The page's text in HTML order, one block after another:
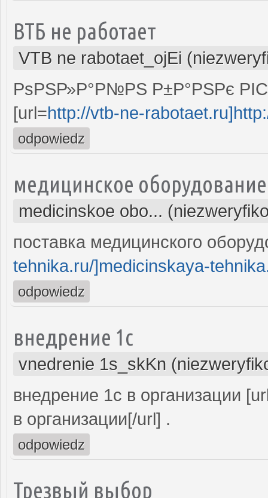
ВТБ не работает
VTB ne rabotaet_ojEi
РѕРЅР»Р°Р№РЅ Р±Р°РЅРє
[url=http://vtb-ne-
odpowiedz
медицинское оборудование
medicinskoe obo...
поставка медицинского
tehnika.ru/]medicinskaya-
odpowiedz
внедрение 1с
vnedrenie 1s_skKn
внедрение 1с в организации
в организации[/url] .
odpowiedz
Трезвый выбор